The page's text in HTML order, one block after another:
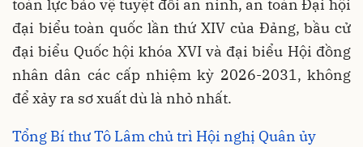
toàn lực bảo vệ tuyệt đối an ninh, an toàn Đại hội
đại biểu toàn quốc lần thứ XIV của Đảng, bầu cử
đại biểu Quốc hội khóa XVI và đại biểu Hội đồng
nhân dân các cấp nhiệm kỳ 2026-2031, không
để xảy ra sơ xuất dù là nhỏ nhất.
Tổng Bí thư Tô Lâm chủ trì Hội nghị Quân ủy